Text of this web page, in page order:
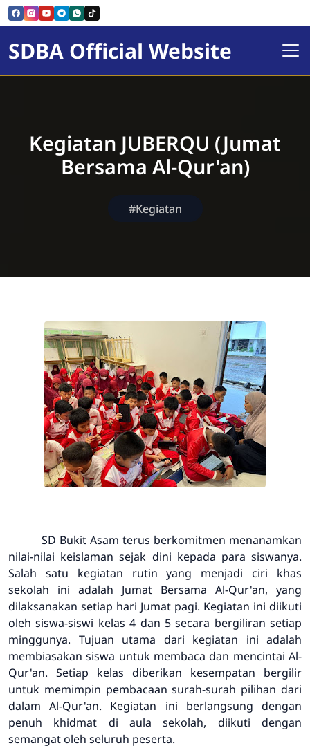
SDBA Official Website
Kegiatan JUBERQU (Jumat
Bersama Al-Qur'an)
#Kegiatan
SD Bukit Asam terus berkomitmen menanamkan
nilai-nilai keislaman sejak dini kepada para siswanya.
Salah satu kegiatan rutin yang menjadi ciri khas
sekolah ini adalah Jumat Bersama Al-Qur'an, yang
dilaksanakan setiap hari Jumat pagi. Kegiatan ini diikuti
oleh siswa-siswi kelas 4 dan 5 secara bergiliran setiap
minggunya. Tujuan utama dari kegiatan ini adalah
membiasakan siswa untuk membaca dan mencintai Al-
Qur'an. Setiap kelas diberikan kesempatan bergilir
untuk memimpin pembacaan surah-surah pilihan dari
dalam Al-Qur'an. Kegiatan ini berlangsung dengan
penuh khidmat di aula sekolah, diikuti dengan
semangat oleh seluruh peserta.